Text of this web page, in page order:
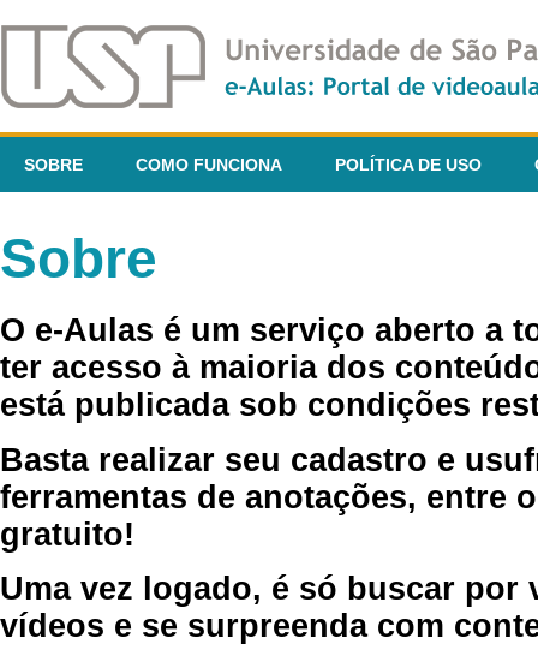
SOBRE COMO FUNCIONA POLÍTICA DE USO
Sobre
O e-Aulas é um serviço aberto a
ter acesso à maioria dos
está publicada sob condições
Basta realizar seu cadastro e
ferramentas de anotações, entre
gratuito!
Uma vez logado, é só buscar por
vídeos e se surpreenda com